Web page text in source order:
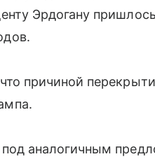
Эрдогану
причиной
аналогичным